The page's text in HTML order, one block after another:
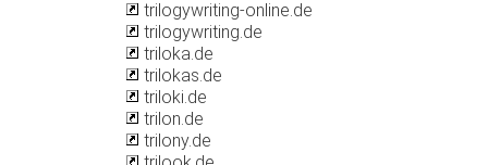
trilogywriting-online.de
trilogywriting.de
triloka.de
trilokas.de
triloki.de
trilon.de
trilony.de